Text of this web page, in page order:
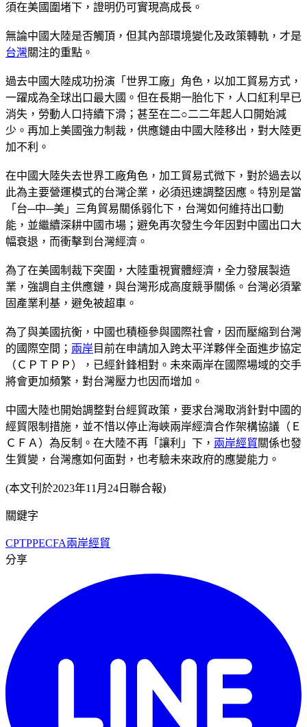
須在美國圍堵下，證明仍可實現高成長。
無論中國大陸是否觸頂，但其內部環境變化及政策轉軌，才是
台灣關注的重點。
過去中國大陸成功扮演「世界工廠」角色，以加工貿易方式，
一躍成為全球出口最大國。但在長期一胎化下，人口紅利早已
消失，勞動人口持續下滑；甚至在二○二二年起人口開始減
少。再加上美國強力制裁，供應鏈由中國大陸移出，對大陸更
加不利。
在中國大陸失去世界工廠角色，加工貿易式微下，對於過去以
此為主要營運模式的台灣企業，必須迅速調整因應。特別是當
「台─中─美」三角貿易關係弱化下，台灣如何維持出口動
能，並繼續深耕中國市場；避免再次發生今年因對中國出口大
幅衰退，而衝擊到台灣經濟。
為了在美國制裁下突圍，大陸重視實體經濟，全力發展製造
業，強調自主供應鏈，與台灣形成高度競爭關係。台灣必須鞏
固產業利基，避免被超車。
為了與美國抗衡，中國也積極參與國際社會，因而壓縮到台灣
的國際空間； 兩岸目前在申請加入跨太平洋夥伴全面進步協定
（ＣＰＴＰＰ），已經針鋒相對。未來兩岸在國際場域的交手
將會更加頻繁，對台灣壓力也因而增加。
中國大陸也開始調整對台經貿政策，要求台灣取消針對中國的
經貿限制措施，並不惜以停止海峽兩岸經濟合作架構協議（Ｅ
ＣＦＡ）為反制。在大陸不再「讓利」下， 兩岸經貿關係也發
生質變，台灣應如何面對，也考驗未來政府的應變能力。
(本文刊於2023年11月24日聯合報)
關鍵字
CPTPPECFA兩岸經貿
分享